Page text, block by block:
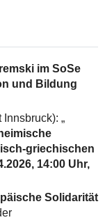
im SoSe
und Bildung
„
griechischen
14:00 Uhr,
Solidarität